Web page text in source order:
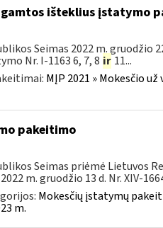
išteklius įstatymo
Seimas 2022 m. gruodžio
Nr. I-1163 6, 7, 8 ir 11...
MĮP 2021 » Mokesčio
pakeitimo
Seimas priėmė Lietuvos
m. gruodžio 13 d. Nr. XIV-
Mokesčių įstatymų
m.